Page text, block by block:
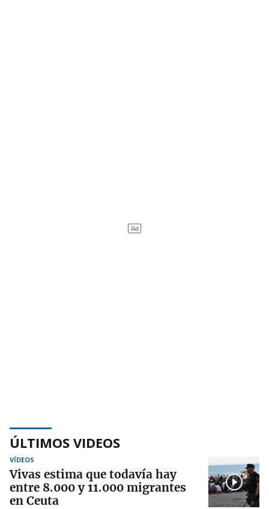
ÚLTIMOS VIDEOS
VÍDEOS
Vivas estima que todavía hay
entre 8.000 y 11.000 migrantes
en Ceuta